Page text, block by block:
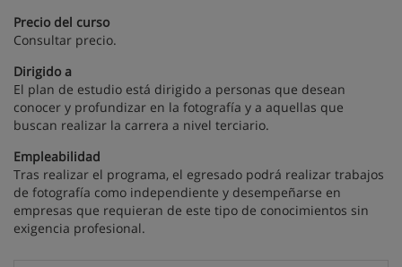
Precio del curso
Consultar precio.
Dirigido a
El plan de estudio está dirigido a personas que desean
conocer y profundizar en la fotografía y a aquellas que
buscan realizar la carrera a nivel terciario.
Empleabilidad
Tras realizar el programa, el egresado podrá realizar trabajos
de fotografía como independiente y desempeñarse en
empresas que requieran de este tipo de conocimientos sin
exigencia profesional.